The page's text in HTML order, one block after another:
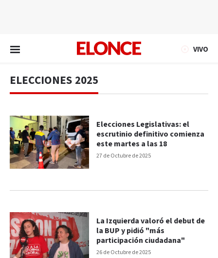
VIVO
ELECCIONES 2025
27 de Octubre de 2025
Elecciones Legislativas: el
escrutinio definitivo comienza
este martes a las 18
26 de Octubre de 2025
La Izquierda valoró el debut de
la BUP y pidió "más
participación ciudadana"